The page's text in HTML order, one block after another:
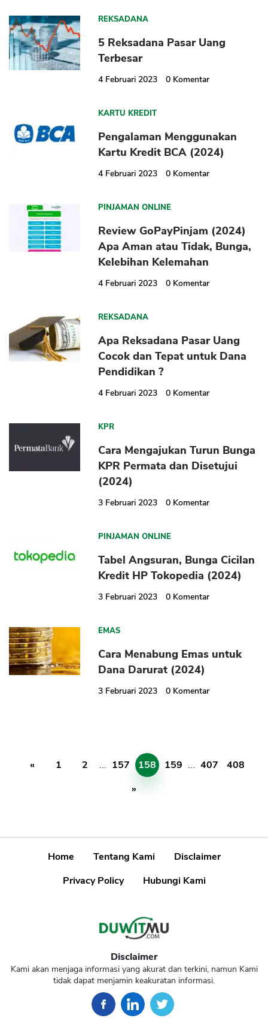
REKSADANA
5 Reksadana Pasar Uang
Terbesar
4 Februari 2023 0 Komentar
KARTU KREDIT
Pengalaman Menggunakan
Kartu Kredit BCA (2024)
4 Februari 2023 0 Komentar
PINJAMAN ONLINE
Review GoPayPinjam (2024)
Apa Aman atau Tidak, Bunga,
Kelebihan Kelemahan
4 Februari 2023 0 Komentar
REKSADANA
Apa Reksadana Pasar Uang
Cocok dan Tepat untuk Dana
Pendidikan ?
4 Februari 2023 0 Komentar
KPR
Cara Mengajukan Turun Bunga
KPR Permata dan Disetujui
(2024)
3 Februari 2023 0 Komentar
PINJAMAN ONLINE
Tabel Angsuran, Bunga Cicilan
Kredit HP Tokopedia (2024)
3 Februari 2023 0 Komentar
EMAS
Cara Menabung Emas untuk
Dana Darurat (2024)
3 Februari 2023 0 Komentar
« 1 2 ... 157 158 159 ... 407
408
»
Home Tentang Kami
Disclaimer
Privacy Policy
Hubungi Kami
Disclaimer
Kami akan menjaga informasi yang akurat dan terkini, namun Kami
tidak dapat menjamin keakuratan informasi.